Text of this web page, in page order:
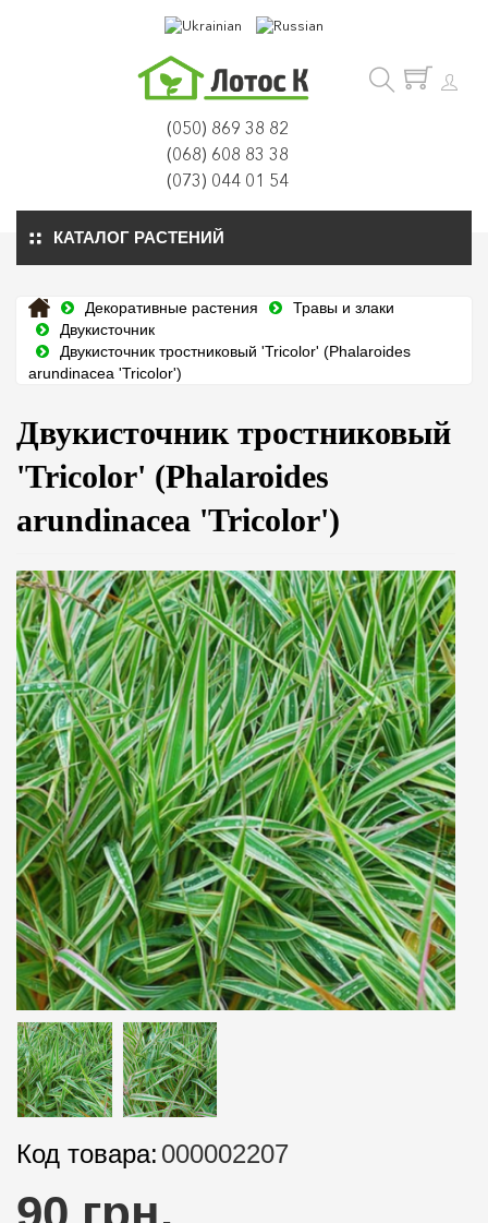
(050) 869 38 82
(068) 608 83 38
(073) 044 01 54
КАТАЛОГ РАСТЕНИЙ
Декоративные растения
Травы и злаки
Двукисточник
Двукисточник тростниковый 'Tricolor' (Phalaroides
arundinacea 'Tricolor')
Двукисточник тростниковый
'Tricolor' (Phalaroides
arundinacea 'Tricolor')
Код товара: 000002207
90 грн.